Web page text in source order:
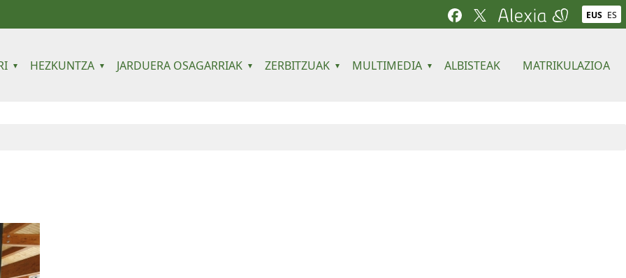
EUS ES
HEZKUNTZA JARDUERA OSAGARRIAK ZERBITZUAK MULTIMEDIA ALBISTEAK MATRIKULAZIOA